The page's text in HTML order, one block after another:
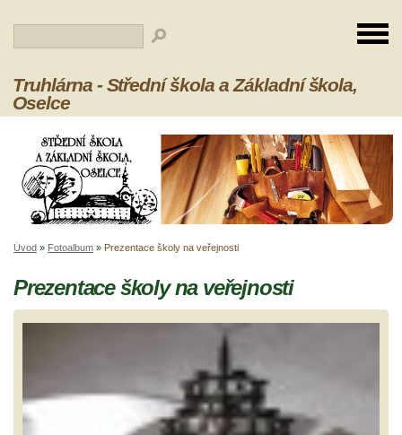
Truhlárna - Střední škola a Základní škola,
Oselce
Úvod » Fotoalbum » Prezentace školy na veřejnosti
Prezentace školy na veřejnosti